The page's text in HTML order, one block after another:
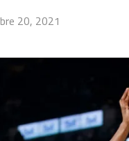
20, 2021